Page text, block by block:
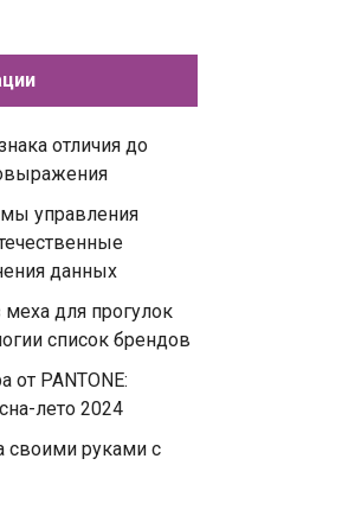
отличия до
управления
данных
для прогулок
список брендов
от PANTONE:
лето 2024
своими руками с